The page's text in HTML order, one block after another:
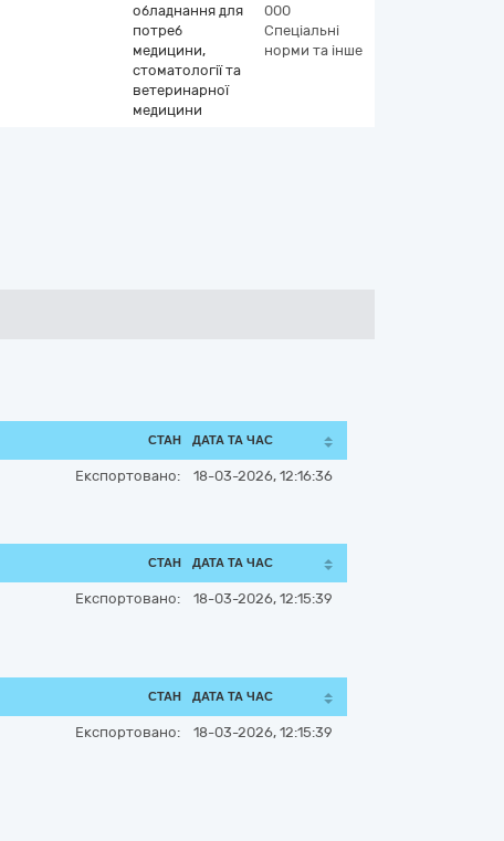
обладнання для
потреб
медицини,
стоматології та
ветеринарної
медицини
000
Спеціальні
норми та інше
СТАН ДАТА ТА ЧАС
Експортовано: 18-03-2026, 12:16:36
СТАН ДАТА ТА ЧАС
Експортовано: 18-03-2026, 12:15:39
СТАН ДАТА ТА ЧАС
Експортовано: 18-03-2026, 12:15:39